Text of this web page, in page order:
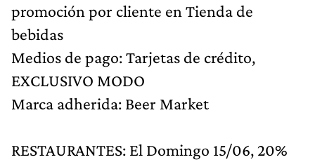
promoción por cliente en Tienda de
bebidas
Medios de pago: Tarjetas de crédito,
EXCLUSIVO MODO
Marca adherida: Beer Market
RESTAURANTES: El Domingo 15/06, 20%